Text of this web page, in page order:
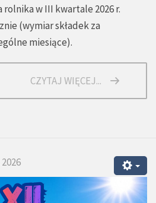
w III kwartale 2026 r.
(wymiar składek za
miesiące).
CZYTAJ WIĘCEJ...